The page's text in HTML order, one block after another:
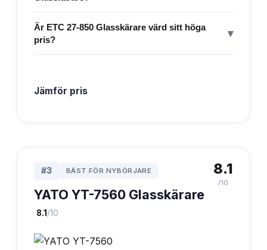
Är ETC 27-850 Glasskärare värd sitt höga
pris?
▾
Jämför pris
#3 BÄST FÖR NYBÖRJARE
YATO YT-7560 Glasskärare
·8.1/10
8.1
/10